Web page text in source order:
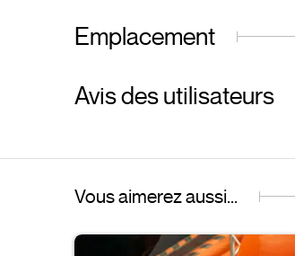
Emplacement
Avis des utilisateurs
Vous aimerez aussi...